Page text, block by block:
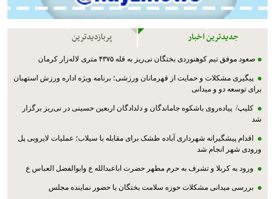
جدیدترین اخبار پربازدیدترین
صعود موفق تیم کوهنوردی بختگان نی‌ریز به قله ۴۳۷۵ متری لاله‌زار کرمان
پیگیری مشکلات و حمایت از قهرمانان ورزشی؛ برنامه ویژه اداره ورزش استهبان
برای توسعه دو و میدانی
کلیپ/ پیاده‌روی باشکوه جاماندگان و دلدادگان اربعین حسینی در نی‌ریز برگزار
شد
اقدام پیشگیرانه شهرداری آباده طشک برای مقابله با سیلاب؛ عملیات لایروبی پل
ورودی شهر انجام شد
ورود به کربلا و تشرف به حرم مطهر حضرت اباعبدالله ع وابوالفضل العباس ع
بررسی میدانی مشکلات حوزه سلامت بختگان با حضور نماینده مجلس